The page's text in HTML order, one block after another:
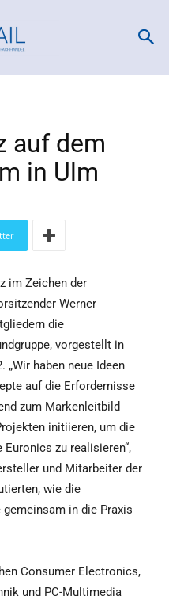
auf dem
in Ulm
im Zeichen der
Werner
die
vorgestellt in
„Wir haben neue Ideen
auf die Erfordernisse
zum Markenleitbild
initiieren, um die
zu realisieren“,
und Mitarbeiter der
wie die
in die Praxis
Consumer Electronics,
und PC-Multimedia